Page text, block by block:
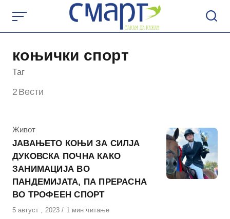
content
коњички спорт
Таг
2 Вести
КАтегорија
Живот
ЈАВАЊЕТО КОЊИ ЗА СИЛЈА
ДУКОВСКА ПОЧНА КАКО
ЗАНИМАЦИЈА ВО
ПАНДЕМИЈАТА, ПА ПРЕРАСНА
ВО ТРОФЕЕН СПОРТ
Објавено
5 август , 2023 1 мин читање